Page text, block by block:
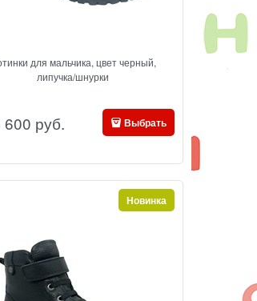
для мальчика, цвет черный,
липучка/шнурки
600 руб. Выбрать
Новинка